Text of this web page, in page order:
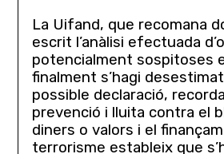
La Uifand, que recomana
escrit l’anàlisi efectuada
potencialment sospitoses
finalment s’hagi
possible declaració,
prevenció i lluita contra el
diners o valors i el
terrorisme estableix que